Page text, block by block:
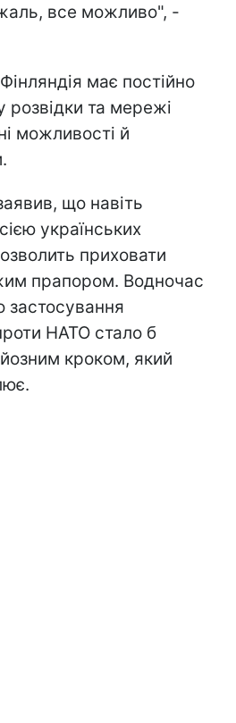
все можливо", -
має постійно
розвідки та мережі
можливості й
що навіть
українських
приховати
прапором. Водночас
застосування
НАТО стало б
кроком, який